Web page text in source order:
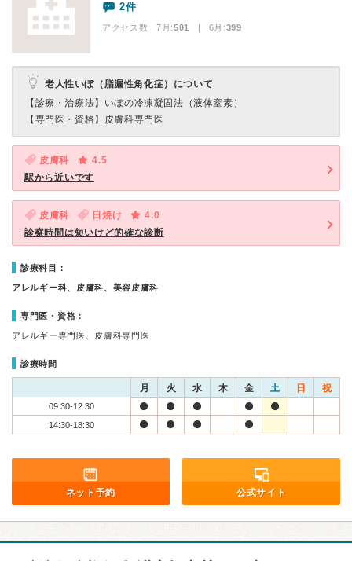
2件
アクセス数 7月:501 | 6月:399
老人性いぼ（脂漏性角化症）について
【診療・治療法】 いぼの冷凍凝固法（液体窒素）
【専門医・資格】 皮膚科専門医
皮膚科
4.5
駅から近いです
皮膚科 日焼け
4.0
診察時間は短いけど的確な診断
診療科目：
アレルギー科、皮膚科、美容皮膚科
専門医・資格：
アレルギー専門医、皮膚科専門医
診療時間
月 火 水 木 金 土 日 祝
09:30-12:30
14:30-18:30
ネット予約 公式サイト